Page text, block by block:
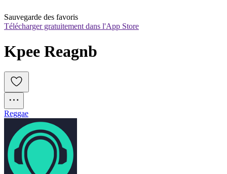
Sauvegarde des favoris
Télécharger gratuitement dans l'App Store
Kpee Reagnb
Reggae